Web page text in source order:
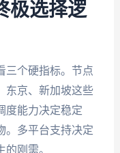
极选择逻
三个硬指标。节点
东京、新加坡这些
度能力决定稳定
。多平台支持决定
刚需。